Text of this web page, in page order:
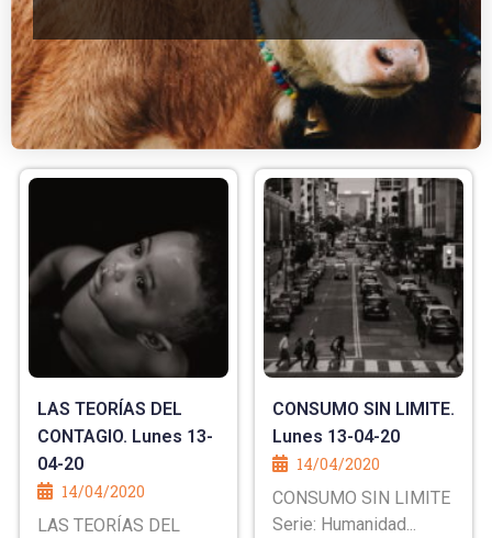
LAS TEORÍAS DEL
CONTAGIO. Lunes 13-
04-20
14/04/2020
LAS TEORÍAS DEL
CONSUMO SIN LIMITE.
Lunes 13-04-20
14/04/2020
CONSUMO SIN LIMITE
Serie: Humanidad...